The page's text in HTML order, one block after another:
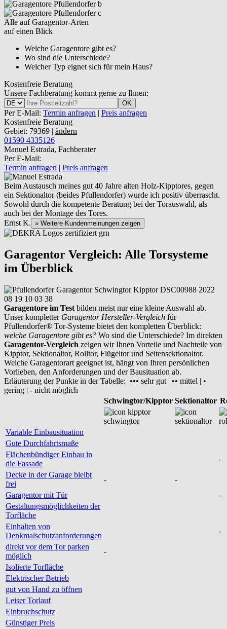
Alle auf Garagentor-Arten
auf einen Blick
Welche Garagentore gibt es?
Wo sind die Unterschiede?
Welcher Typ eignet sich für mein Haus?
Kostenfreie Beratung
Unsere Fachberatung kommt gerne zu Ihnen:
OK
Per E-Mail: Termin anfragen | Preis anfragen
Kostenfreie Beratung
Gebiet: 79369 | ändern
01590 4335126
Manuel Estrada, Fachberater
Per E-Mail:
Termin anfragen | Preis anfragen
Beim Austausch meines gut 40 Jahre alten Holz-Kipptores, gegen
ein Sektionaltor (beides Pfullendorfer) wurde ich positiv überrascht.
Sowohl durch die kompetente Beratung bei der Torauswahl, als
auch bei der Montage des Tores.
Ernst K. » Weitere Kundenmeinungen zeigen
Garagentor Vergleich: Alle Torsysteme
im Überblick
Garagentore im Test bilden meist nur eine kleine Auswahl ab.
Unser kompletter Garagentor Hersteller-Vergleich für
Pfullendorfer® Tor-Systeme bietet den kompletten Überblick:
welche Garagentore gibt es? Wo sind die Unterschiede? Im direkten
Garagentor-Vergleich zeigen wir Ihnen Vorteile und Nachteile von
Kipptor, Sektionaltor, Rolltor, Flügeltor und Seitensektionaltor.
Welche Garagentorart geeignet ist, hängt von Ihren persönlichen
Vorlieben, den Anforderungen und der Bausituation ab.
Erläuterung der Punkte in der Tabelle: ••• sehr gut | •• mittel | •
gering | - nicht möglich
Schwingtor/Kipptor Sektionaltor
Variable Einbausituation
Gute Durchfahrtsmaße
Flächenbündiger Einbau in
die Fassade
-
Decke in der Garage bleibt
frei
-
-
Garagentor mit Tür
-
Gestaltungsmöglichkeiten der
Torfläche
Einhalten von
Denkmalschutzanforderungen
-
direkt vor dem Tor parken
möglich
-
Isolierte Torfläche
Elektrischer Betrieb
gut von Hand zu öffnen
Leiser Torlauf
Einbruchschutz
Günstiger Preis